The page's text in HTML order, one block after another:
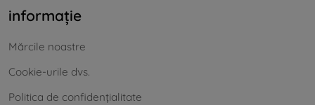
informație
Mărcile noastre
Cookie-urile dvs.
Politica de confidențialitate